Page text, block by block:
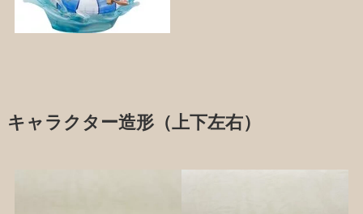
キャラクター造形（上下左右）